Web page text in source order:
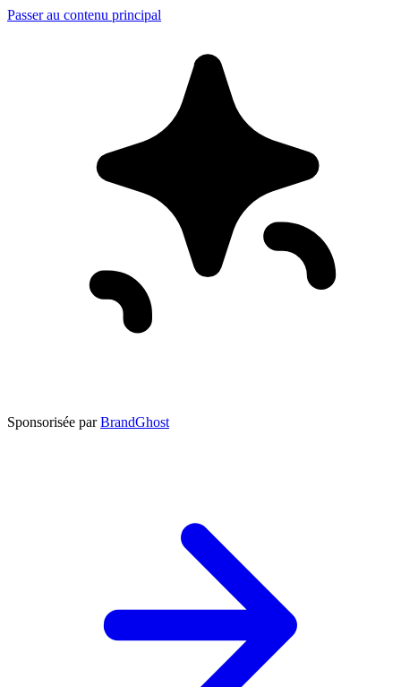
Passer au contenu principal
Sponsorisée par BrandGhost